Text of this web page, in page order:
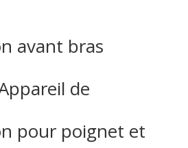
avant bras
de
pour poignet et